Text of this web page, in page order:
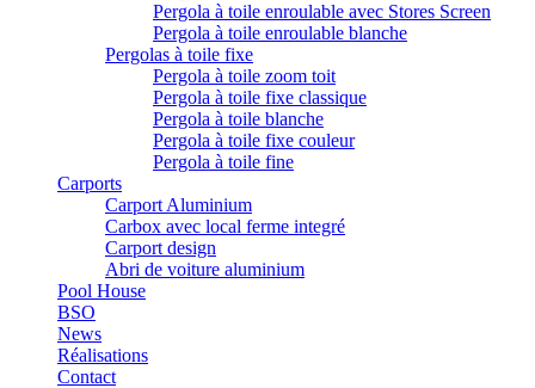
Pergola à toile enroulable avec Stores Screen
Pergola à toile enroulable blanche
Pergolas à toile fixe
Pergola à toile zoom toit
Pergola à toile fixe classique
Pergola à toile blanche
Pergola à toile fixe couleur
Pergola à toile fine
Carports
Carport Aluminium
Carbox avec local ferme integré
Carport design
Abri de voiture aluminium
Pool House
BSO
News
Réalisations
Contact